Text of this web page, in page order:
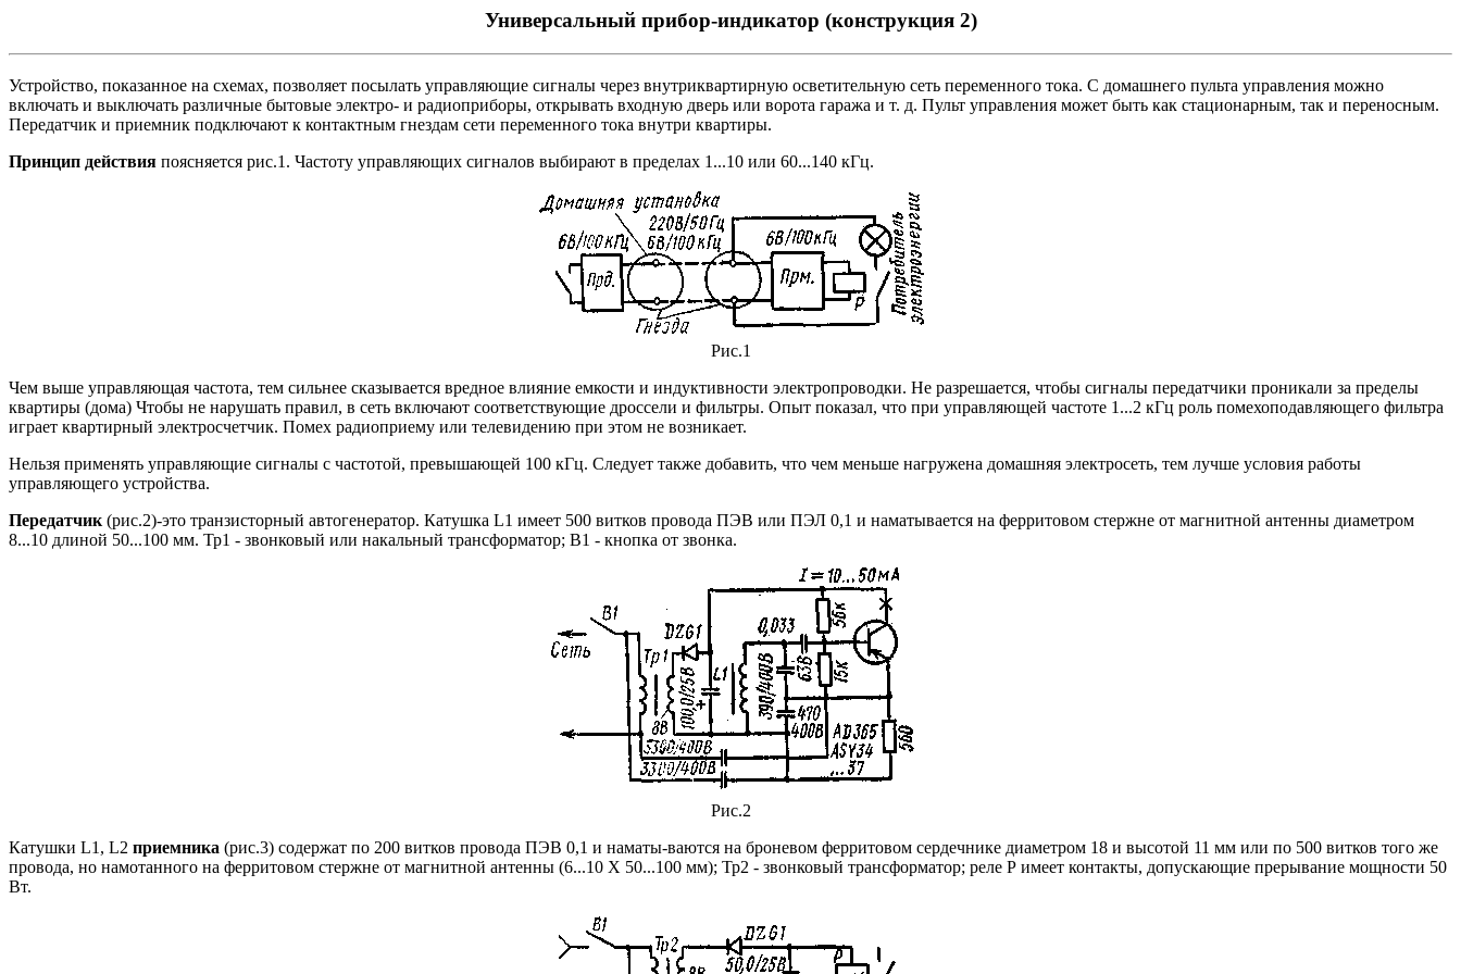
Универсальный прибор-индикатор (конструкция 2)
Устройство, показанное на схемах, позволяет посылать управляющие сигналы через внутриквартирную осветительную сеть переменного тока. С домашнего пульта управления можно
включать и выключать различные бытовые электро- и радиоприборы, открывать входную дверь или ворота гаража и т. д. Пульт управления может быть как стационарным, так и переносным.
Передатчик и приемник подключают к контактным гнездам сети переменного тока внутри квартиры.
Принцип действия поясняется рис.1. Частоту управляющих сигналов выбирают в пределах 1...10 или 60...140 кГц.
Рис.1
Чем выше управляющая частота, тем сильнее сказывается вредное влияние емкости и индуктивности электропроводки. Не разрешается, чтобы сигналы передатчики проникали за пределы
квартиры (дома) Чтобы не нарушать правил, в сеть включают соответствующие дроссели и фильтры. Опыт показал, что при управляющей частоте 1...2 кГц роль помехоподавляющего фильтра
играет квартирный электросчетчик. Помех радиоприему или телевидению при этом не возникает.
Нельзя применять управляющие сигналы с частотой, превышающей 100 кГц. Следует также добавить, что чем меньше нагружена домашняя электросеть, тем лучше условия работы
управляющего устройства.
Передатчик (рис.2)-это транзисторный автогенератор. Катушка L1 имеет 500 витков провода ПЭВ или ПЭЛ 0,1 и наматывается на ферритовом стержне от магнитной антенны диаметром
8...10 длиной 50...100 мм. Тр1 - звонковый или накальный трансформатор; В1 - кнопка от звонка.
Рис.2
Катушки L1, L2 приемника (рис.3) содержат по 200 витков провода ПЭВ 0,1 и наматы-ваются на броневом ферритовом сердечнике диаметром 18 и высотой 11 мм или по 500 витков того же
провода, но намотанного на ферритовом стержне от магнитной антенны (6...10 X 50...100 мм); Тр2 - звонковый трансформатор; реле Р имеет контакты, допускающие прерывание мощности 50
Вт.